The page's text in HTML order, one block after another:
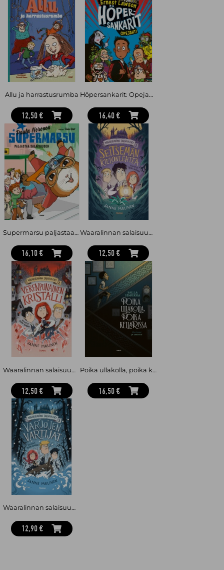
Allu ja harrastusrumba
12,50 €
Höpersankarit: Opejahti
16,40 €
Supermarsu paljastaa salaisuuden
16,10 €
Waaralinnan salaisuudet 1. Seitsemän kielonlehteä
12,50 €
Waaralinnan salaisuudet 2. Verenpunainen kristalli
12,50 €
Poika ullakolla, poika kellarissa
16,50 €
Waaralinnan salaisuudet 3. Varjojen vartijat
12,90 €